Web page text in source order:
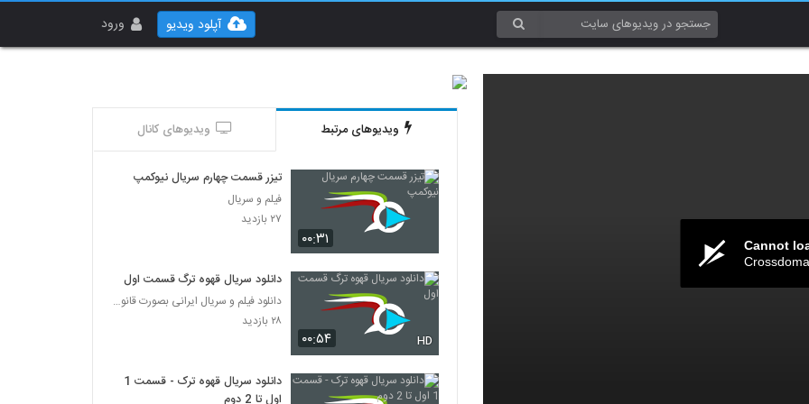
ورود آپلود ویدیو
Cannot
ویدیوهای مرتبط ویدیوهای کانال
۰۰:۳۱
تیزر قسمت چهارم سریال نیوکمپ
فیلم و سریال
۲۷ بازدید
۰۰:۵۴ HD
دانلود سریال قهوه ترگ قسمت اول
دانلود فیلم و سریال ایرانی بصورت قانونی
۲۸ بازدید
دانلود سریال قهوه ترک - قسمت 1
اول تا 2 دوم